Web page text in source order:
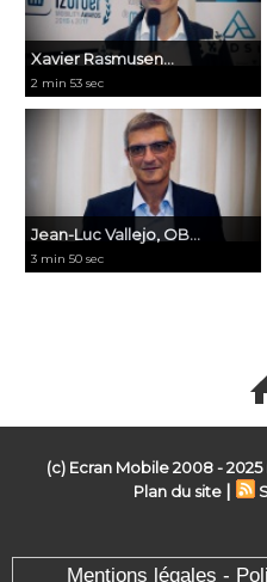
Xavier Rasmusen...
2 min 53 sec
Jean-Luc Vallejo, OB...
3 min 50 sec
(c) Ecran Mobile 2008 -
Plan du site |
Mentions légales -